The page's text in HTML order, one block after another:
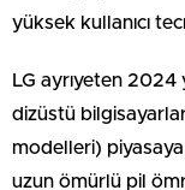
yüksek kullanıcı
LG ayrıyeten 2024
dizüstü
modelleri)
uzun ömürlü pil